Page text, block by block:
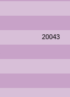
20043